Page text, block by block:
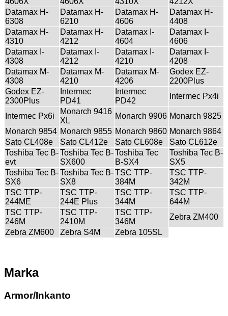
Datamax H-
6308
Datamax H-
6210
Datamax H-
4606
Datamax H-
4408
Datamax H-
4310
Datamax H-
4212
Datamax I-
4604
Datamax I-
4606
Datamax I-
4308
Datamax I-
4212
Datamax I-
4210
Datamax I-
4208
Datamax M-
4308
Datamax M-
4210
Datamax M-
4206
Godex EZ-
2200Plus
Godex EZ-
2300Plus
Intermec
PD41
Intermec
PD42
Intermec Px4i
Intermec Px6i
Monarch 9416
XL
Monarch 9906 Monarch 9825
Monarch 9854 Monarch 9855 Monarch 9860 Monarch 9864
Sato CL408e
Sato CL412e Sato CL608e
Sato CL612e
Toshiba Tec B-
evt
Toshiba Tec B-
SX600
Toshiba Tec
B-SX4
Toshiba Tec B-
SX5
Toshiba Tec B-
SX6
Toshiba Tec B-
SX8
TSC TTP-
384M
TSC TTP-
342M
TSC TTP-
244ME
TSC TTP-
244E Plus
TSC TTP-
344M
TSC TTP-
644M
TSC TTP-
246M
TSC TTP-
2410M
TSC TTP-
346M
Zebra ZM400
Zebra ZM600
Zebra S4M Zebra 105SL
Marka
Armor/Inkanto